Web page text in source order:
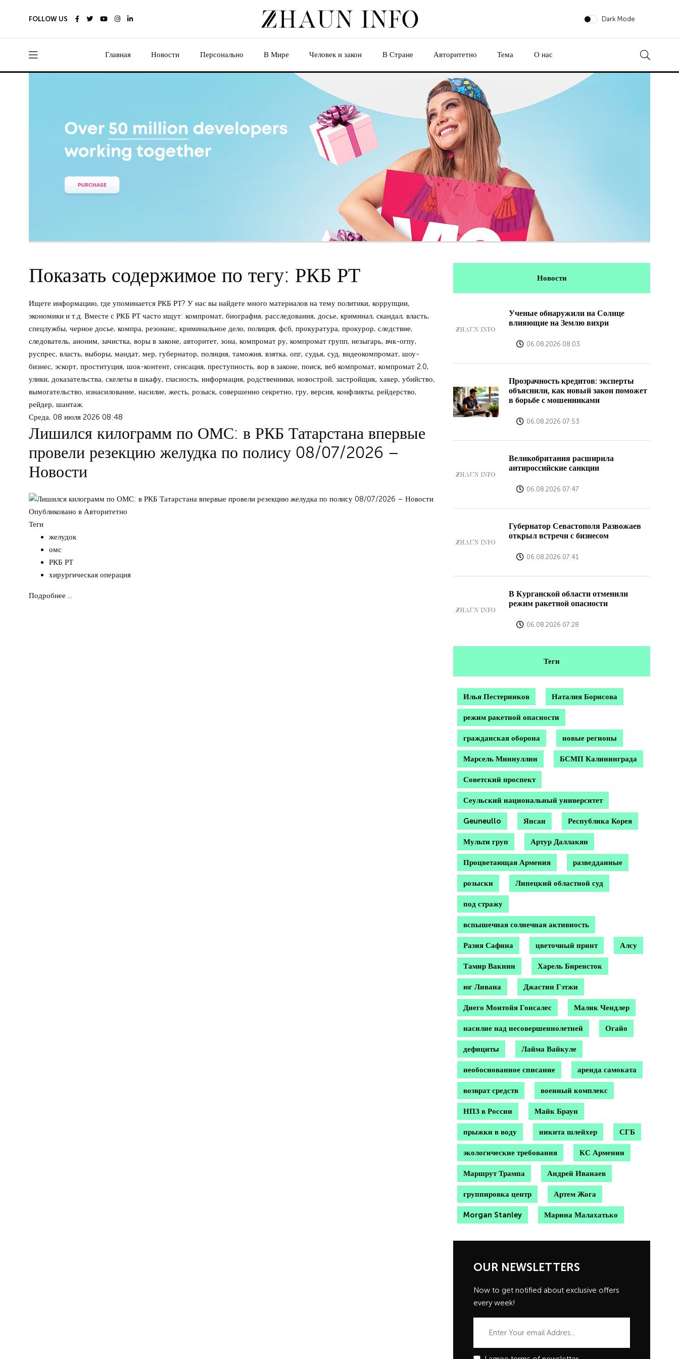
FOLLOW US Dark Mode
Главная Новости Персонально В Мире Человек и закон В Стране Авторитетно Тема О нас
Показать содержимое по тегу: РКБ РТ
Ищете информацию, где упоминается РКБ РТ? У нас вы найдете много материалов на тему политики, коррупции,
экономики и т.д. Вместе с РКБ РТ часто ищут: компромат, биография, расследования, досье, криминал, скандал, власть,
спецлужбы, черное досье, компра, резонанс, криминальное дело, полиция, фсб, прокуратура, прокурор, следствие,
следователь, аноним, зачистка, воры в законе, авторитет, зона, компромат ру, компромат групп, незыгарь, вчк-огпу,
руспрес, власть, выборы, мандат, мер, губернатор, полиция, таможня, взятка, опг, судья, суд, видеокомпромат, шоу-
бизнес, эскорт, проституция, шок-контент, сенсация, преступность, вор в законе, поиск, веб компромат, компромат 2.0,
улики, доказательства, скелеты в шкафу, гласность, информация, родственники, новострой, застройщик, хакер, убийство,
вымогательство, изнасилование, насилие, жесть, розыск, совершенно секретно, гру, версия, конфликты, рейдерство,
рейдер, шантаж.
Среда, 08 июля 2026 08:48
Лишился килограмм по ОМС: в РКБ Татарстана впервые
провели резекцию желудка по полису 08/07/2026 –
Новости
Опубликовано в Авторитетно
Теги
желудок
омс
РКБ РТ
хирургическая операция
Подробнее ...
Новости
Ученые обнаружили на Солнце
влияющие на Землю вихри
06.08.2026 08:03
Прозрачность кредитов: эксперты
объяснили, как новый закон поможет
в борьбе с мошенниками
06.08.2026 07:53
Великобритания расширила
антироссийские санкции
06.08.2026 07:47
Губернатор Севастополя Развожаев
открыл встречи с бизнесом
06.08.2026 07:41
В Курганской области отменили
режим ракетной опасности
06.08.2026 07:28
Теги
Илья Пестерников Наталия Борисова
режим ракетной опасности
гражданская оборона новые регионы
Марсель Миннуллин БСМП Калининграда
Советский проспект
Сеульский национальный университет
Geuneullo Янсан Республика Корея
Мульти груп Артур Даллакян
Процветающая Армения разведданные
розыски Липецкий областной суд
под стражу
вспышечная солнечная активность
Разия Сафина цветочный принт Алсу
Тамир Вакнин Харель Биренсток
юг Ливана Джастин Гэтжи
Диего Монтойя Гонсалес Малик Чендлер
насилие над несовершеннолетней Огайо
дефициты Лайма Вайкуле
необоснованное списание аренда самоката
возврат средств военный комплекс
НПЗ в России Майк Браун
прыжки в воду никита шлейхер СГБ
экологические требования КС Армении
Маршрут Трампа Андрей Иванаев
группировка центр Артем Жога
Morgan Stanley Марина Малахатько
OUR NEWSLETTERS
Now to get notified about exclusive offers
every week!